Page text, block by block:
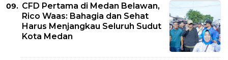
CFD Pertama di Medan Belawan,
Rico Waas: Bahagia dan Sehat
Harus Menjangkau Seluruh Sudut
Kota Medan